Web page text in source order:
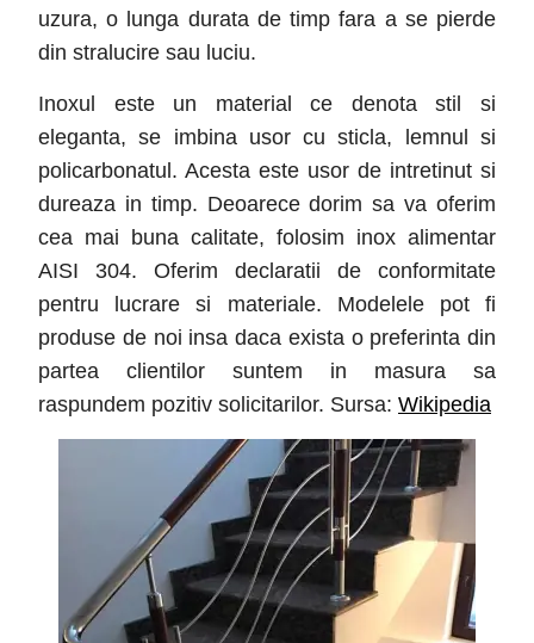
uzura, o lunga durata de timp fara a se pierde
din stralucire sau luciu.
Inoxul este un material ce denota stil si
eleganta, se imbina usor cu sticla, lemnul si
policarbonatul. Acesta este usor de intretinut si
dureaza in timp. Deoarece dorim sa va oferim
cea mai buna calitate, folosim inox alimentar
AISI 304. Oferim declaratii de conformitate
pentru lucrare si materiale. Modelele pot fi
produse de noi insa daca exista o preferinta din
partea clientilor suntem in masura sa
raspundem pozitiv solicitarilor. Sursa: Wikipedia